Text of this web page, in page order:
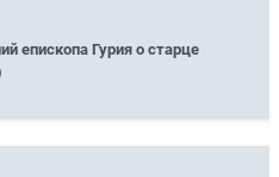
епископа Гурия о старце